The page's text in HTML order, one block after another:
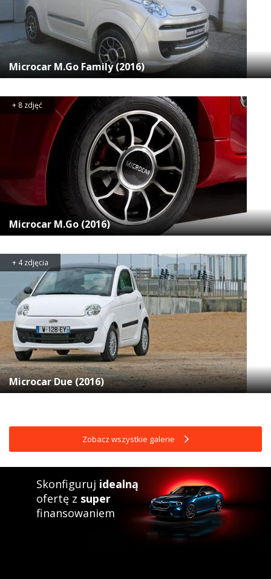
Microcar M.Go Family (2016)
Microcar M.Go (2016)
+ 8 zdjęć
Microcar Due (2016)
+ 4 zdjęcia
Zobacz wszystkie galerie
Skonfiguruj idealną
ofertę z super
finansowaniem